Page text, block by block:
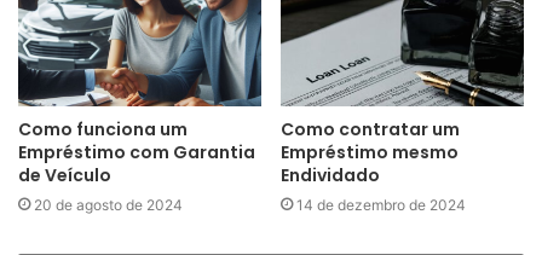
Como funciona um
Empréstimo com Garantia
de Veículo
20 de agosto de 2024
Como contratar um
Empréstimo mesmo
Endividado
14 de dezembro de 2024